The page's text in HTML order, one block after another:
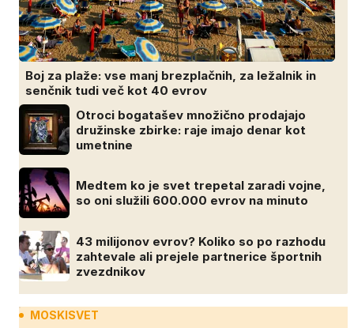
Boj za plaže: vse manj brezplačnih, za ležalnik in
senčnik tudi več kot 40 evrov
Otroci bogatašev množično prodajajo
družinske zbirke: raje imajo denar kot
umetnine
Medtem ko je svet trepetal zaradi vojne,
so oni služili 600.000 evrov na minuto
43 milijonov evrov? Koliko so po razhodu
zahtevale ali prejele partnerice športnih
zvezdnikov
MOSKISVET